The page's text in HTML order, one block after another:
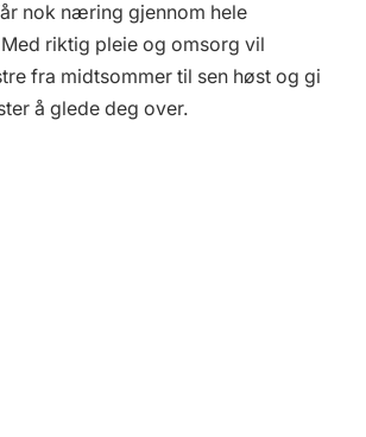
nok næring gjennom hele
riktig pleie og omsorg vil
fra midtsommer til sen høst og gi
å glede deg over.